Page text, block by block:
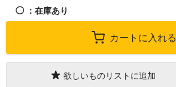
◯ ：在庫あり
カートに入れる
欲しいものリストに追加